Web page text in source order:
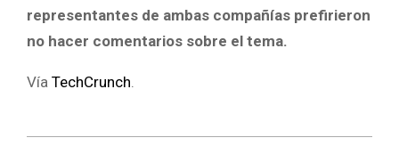
representantes de ambas compañías prefirieron
no hacer comentarios sobre el tema.
Vía TechCrunch.